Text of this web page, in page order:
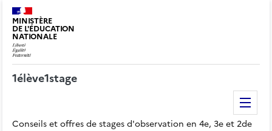
MINISTÈRE
DE L'ÉDUCATION
NATIONALE
1élève1stage
Conseils et offres de stages d'observation en 4e, 3e et 2de